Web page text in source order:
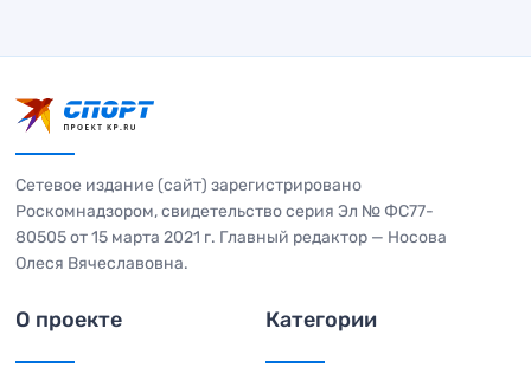
Сетевое издание (сайт) зарегистрировано
Роскомнадзором, свидетельство серия Эл № ФС77-
80505 от 15 марта 2021 г. Главный редактор — Носова
Олеся Вячеславовна.
О проекте Категории